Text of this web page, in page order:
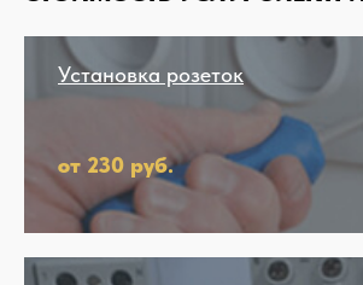
Установка розеток
от 230 руб.